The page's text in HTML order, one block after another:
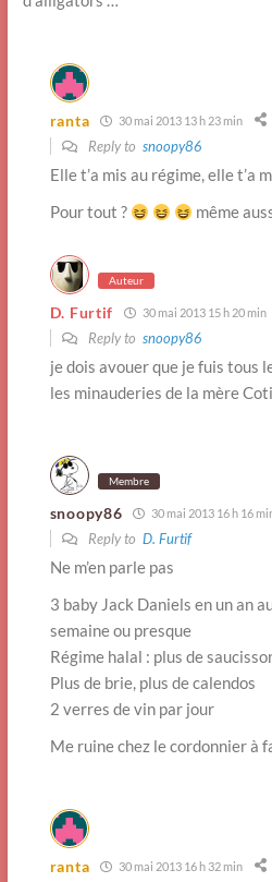
ranta 30 mai 2013 13 h 23 min
Reply to snoopy86
Elle t’a mis au régime, elle t’a
Pour tout ?
même
Auteur
D. Furtif 30 mai 2013 15 h 20 min
Reply to snoopy86
je dois avouer que je fuis tous
les minauderies de la mère
Membre
snoopy86 30 mai 2013 16 h 16
Reply to D. Furtif
Ne m’en parle pas
3 baby Jack Daniels en un an
semaine ou presque
Régime halal : plus de
Plus de brie, plus de calendos
2 verres de vin par jour
Me ruine chez le cordonnier à
ranta 30 mai 2013 16 h 32 min